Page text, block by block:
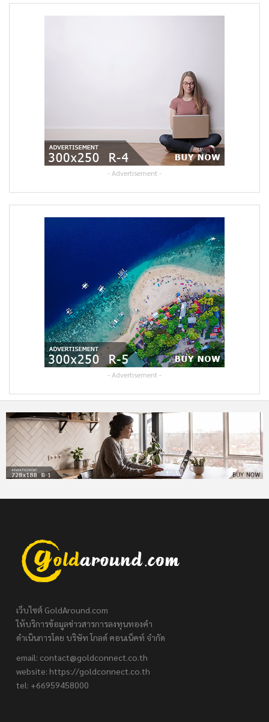
- Advertisement -
- Advertisement -
เว็บไซต์ GoldAround.com
ให้บริการข้อมูลข่าวสารการลงทุนทองคำ
ดำเนินการโดย บริษัท โกลด์ คอนเน็คท์ จำกัด
email: contact@goldconnect.co.th
website: https://goldconnect.co.th
tel: +66959458000